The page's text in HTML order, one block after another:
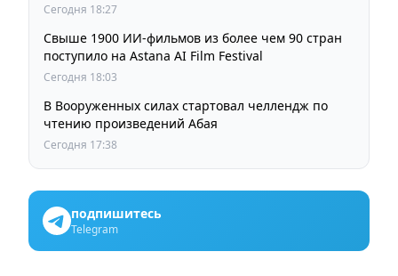
Сегодня 18:27
Свыше 1900 ИИ-фильмов из более чем 90 стран
поступило на Astana AI Film Festival
Сегодня 18:03
В Вооруженных силах стартовал челлендж по
чтению произведений Абая
Сегодня 17:38
подпишитесь
Telegram